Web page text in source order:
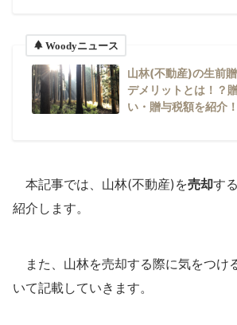
Woodyニュース
山林(不動産)の生前
デメリットとは！？
い・贈与税額を紹介！
本記事では、山林(不動産)を売却す
紹介します。
また、山林を売却する際に気をつけ
いて記載していきます。